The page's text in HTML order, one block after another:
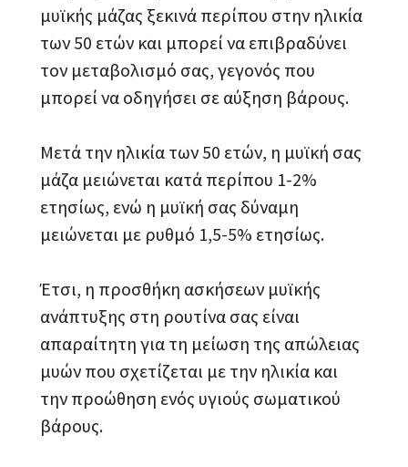
μυϊκής μάζας ξεκινά περίπου στην ηλικία
των 50 ετών και μπορεί να επιβραδύνει
τον μεταβολισμό σας, γεγονός που
μπορεί να οδηγήσει σε αύξηση βάρους.
Μετά την ηλικία των 50 ετών, η μυϊκή σας
μάζα μειώνεται κατά περίπου 1-2%
ετησίως, ενώ η μυϊκή σας δύναμη
μειώνεται με ρυθμό 1,5-5% ετησίως.
Έτσι, η προσθήκη ασκήσεων μυϊκής
ανάπτυξης στη ρουτίνα σας είναι
απαραίτητη για τη μείωση της απώλειας
μυών που σχετίζεται με την ηλικία και
την προώθηση ενός υγιούς σωματικού
βάρους.